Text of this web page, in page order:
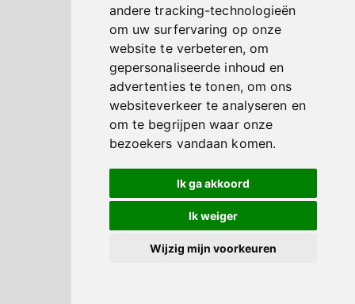
andere tracking-technologieën
om uw surfervaring op onze
website te verbeteren, om
gepersonaliseerde inhoud en
advertenties te tonen, om ons
websiteverkeer te analyseren en
om te begrijpen waar onze
bezoekers vandaan komen.
Ik ga akkoord
Ik weiger
Wijzig mijn voorkeuren